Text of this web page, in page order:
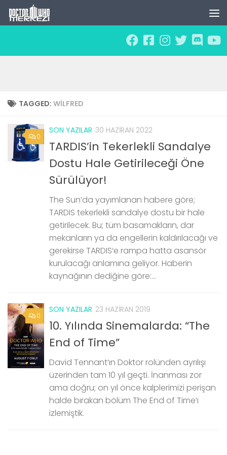
Skip to content
TAGGED: WILFRED
0
SON YAZILAR 30 HAZIRAN 2022
TARDIS’in Tekerlekli Sandalye
Dostu Hale Getirileceği Öne
Sürülüyor!
The Sun’da yayımlanan habere göre;
TARDIS tekerlekli sandalye dostu bir hale
getirilecek. Bu; tüm basamakların, dar
mekanların ya da engellerin kaldırılacağı ve
gerekirse TARDIS‘e rampa hatta asansör
kurulacağı anlamına geliyor. Haberin
kaynağının dediğine göre:...
0
SON YAZILAR 23 HAZIRAN 2019
10. Yılında Sinemalarda: “The
End of Time”
David Tennant‘ın Doktor rolünden ayrılışı
üzerinden tam 10 yıl geçti. İnanması zor
ama doğru; on yıl önce kalplerimizi perişan
halde bırakan bölüm The End of Time‘ı
izlemiştik.